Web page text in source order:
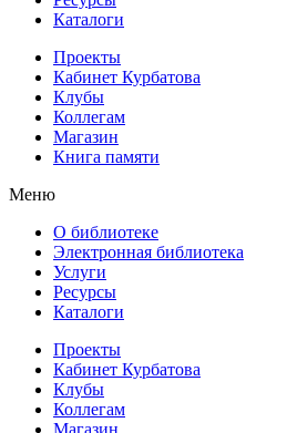
Каталоги
Проекты
Кабинет Курбатова
Клубы
Коллегам
Магазин
Книга памяти
Меню
О библиотеке
Электронная библиотека
Услуги
Ресурсы
Каталоги
Проекты
Кабинет Курбатова
Клубы
Коллегам
Магазин